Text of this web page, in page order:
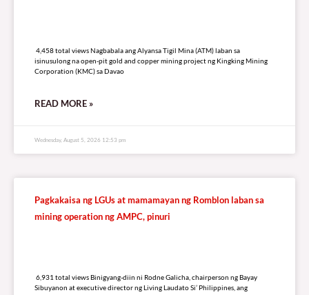
4,458 total views Nagbabala ang Alyansa Tigil Mina (ATM) laban sa
isinusulong na open-pit gold and copper mining project ng Kingking Mining
Corporation (KMC) sa Davao
READ MORE »
Wednesday, August 5, 2026 12:53 pm
Pagkakaisa ng LGUs at mamamayan ng Romblon laban sa
mining operation ng AMPC, pinuri
6,931 total views Binigyang-diin ni Rodne Galicha, chairperson ng Bayay
Sibuyanon at executive director ng Living Laudato Si’ Philippines, ang